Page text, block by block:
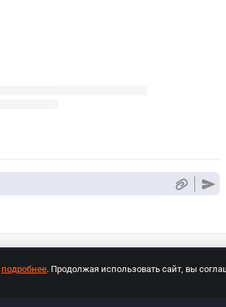
подробнее. Продолжая использовать сайт, вы